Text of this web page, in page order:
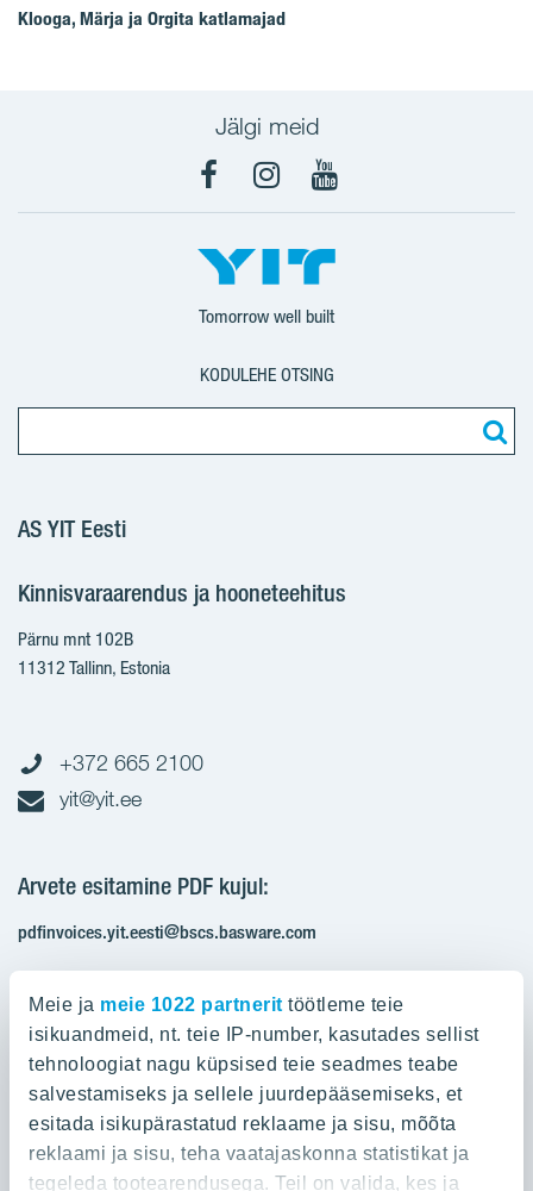
Meie ja meie 1022 partnerit töötleme teie
isikuandmeid, nt. teie IP-number, kasutades sellist
tehnoloogiat nagu küpsised teie seadmes teabe
salvestamiseks ja sellele juurdepääsemiseks, et
esitada isikupärastatud reklaame ja sisu, mõõta
reklaami ja sisu, teha vaatajaskonna statistikat ja
tegeleda tootearendusega. Teil on valida, kes ja
Klooga, Märja ja Orgita katlamajad
Jälgi meid
FacebookInstagram
YouTube
Tomorrow well built
KODULEHE OTSING
AS YIT Eesti
Kinnisvaraarendus ja hooneteehitus
Pärnu mnt 102B
11312 Tallinn, Estonia
+372 665 2100
yit@yit.ee
Arvete esitamine PDF kujul:
pdfinvoices.yit.eesti@bscs.basware.com
KMKR: EE100210897
Ettevõttest
Ettevõttest
YIT Group